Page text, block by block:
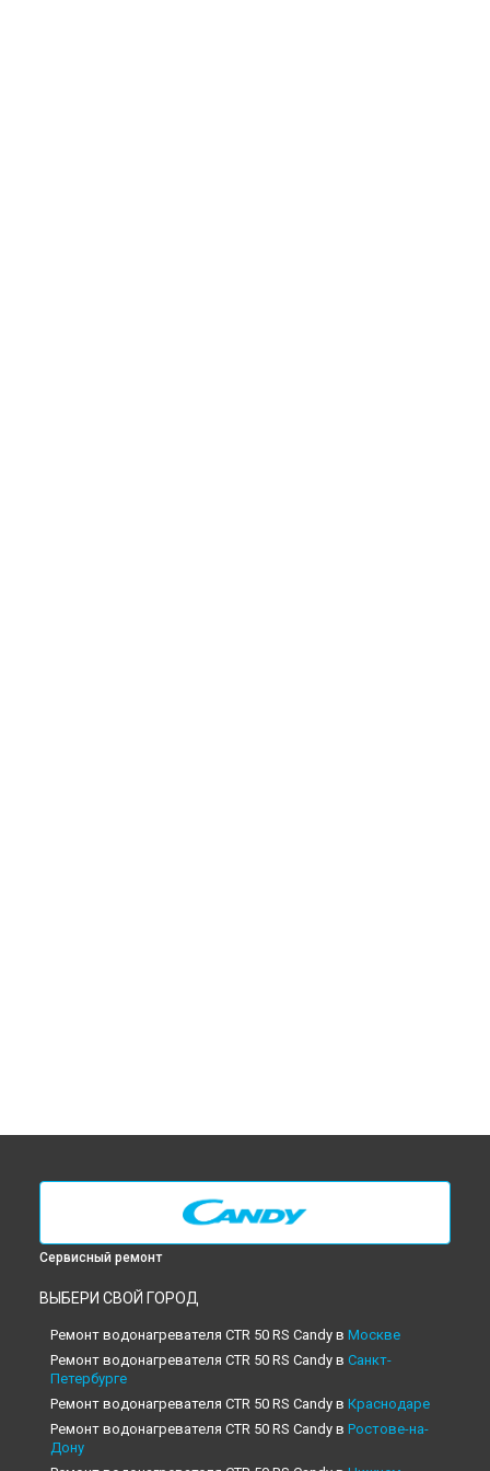
Сервисный ремонт
ВЫБЕРИ СВОЙ ГОРОД
Ремонт водонагревателя CTR 50 RS Candy в Москве
Ремонт водонагревателя CTR 50 RS Candy в Санкт-
Петербурге
Ремонт водонагревателя CTR 50 RS Candy в Краснодаре
Ремонт водонагревателя CTR 50 RS Candy в Ростове-на-
Дону